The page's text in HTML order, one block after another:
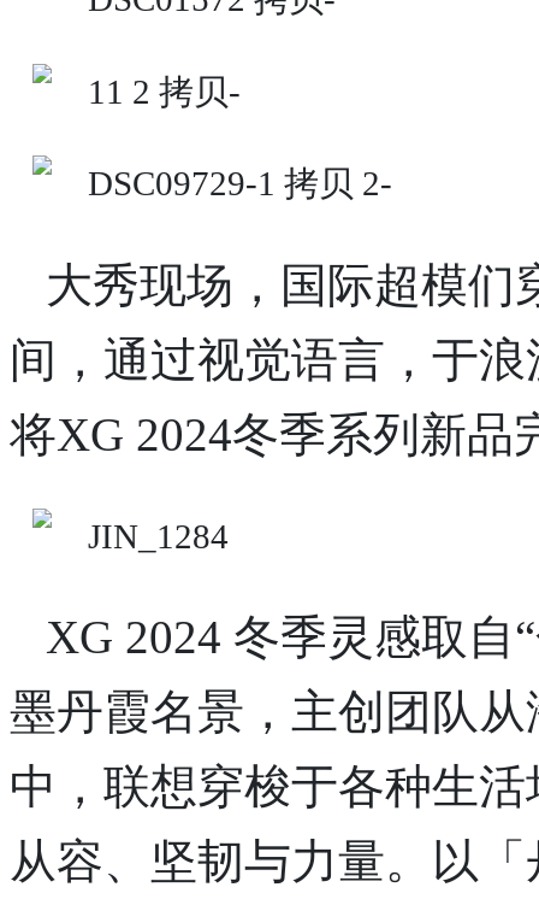
大秀现场，国际超模们
间，通过视觉语言，于
将XG 2024冬季系列新品
XG 2024 冬季灵感取自
墨丹霞名景，主创团队
中，联想穿梭于各种生
从容、坚韧与力量。以